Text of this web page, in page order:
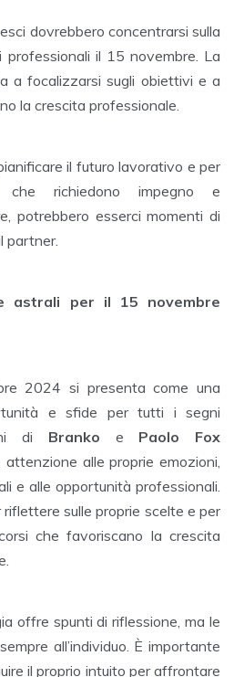
dovrebbero concentrarsi sulla
professionali il 15 novembre. La
a focalizzarsi sugli obiettivi e a
la crescita professionale.
il futuro lavorativo e per
richiedono impegno e
potrebbero esserci momenti di
partner.
astrali per il 15 novembre
2024 si presenta come una
e sfide per tutti i segni
di Branko e Paolo Fox
alle proprie emozioni,
e alle opportunità professionali.
sulle proprie scelte e per
che favoriscano la crescita
offre spunti di riflessione, ma le
all’individuo. È importante
il proprio intuito per affrontare